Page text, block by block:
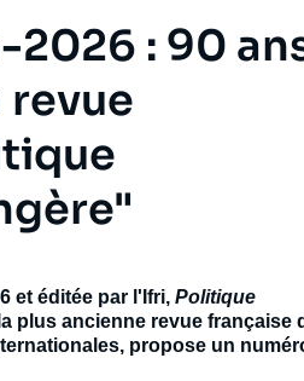
2026 : 90
revue
et éditée par l'Ifri, Politique
plus ancienne revue française
propose un